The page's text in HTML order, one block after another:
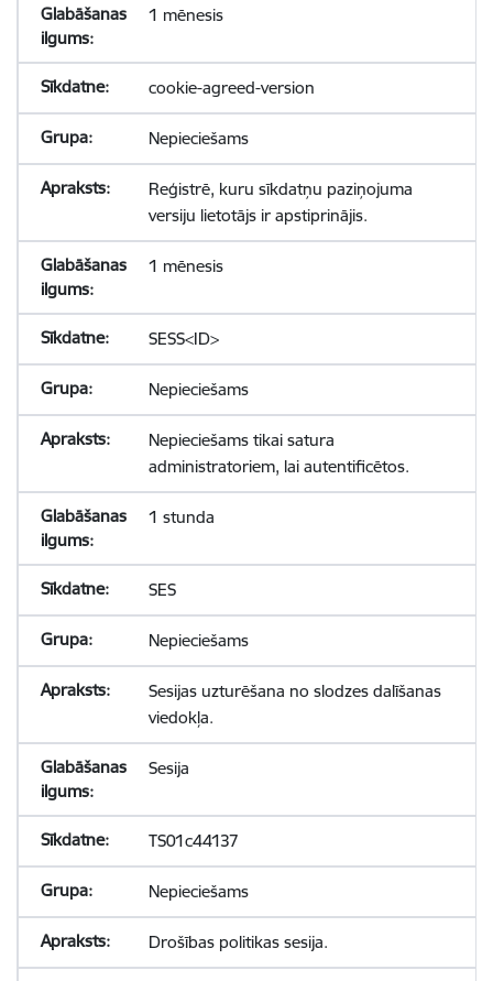
1 mēnesis
cookie-agreed-version
Nepieciešams
Reģistrē, kuru sīkdatņu paziņojuma
versiju lietotājs ir apstiprinājis.
1 mēnesis
SESS<ID>
Nepieciešams
Nepieciešams tikai satura
administratoriem, lai autentificētos.
1 stunda
SES
Nepieciešams
Sesijas uzturēšana no slodzes dalīšanas
viedokļa.
Sesija
TS01c44137
Nepieciešams
Drošības politikas sesija.